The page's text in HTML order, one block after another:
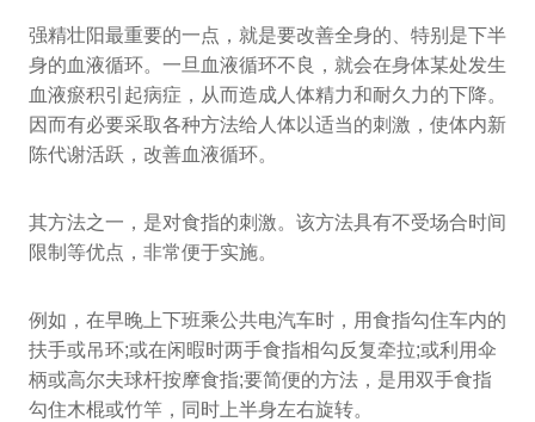
强精壮阳最重要的一点，就是要改善全身的、特别是下半
身的血液循环。一旦血液循环不良，就会在身体某处发生
血液瘀积引起病症，从而造成人体精力和耐久力的下降。
因而有必要采取各种方法给人体以适当的刺激，使体内新
陈代谢活跃，改善血液循环。
其方法之一，是对食指的刺激。该方法具有不受场合时间
限制等优点，非常便于实施。
例如，在早晚上下班乘公共电汽车时，用食指勾住车内的
扶手或吊环;或在闲暇时两手食指相勾反复牵拉;或利用伞
柄或高尔夫球杆按摩食指;要简便的方法，是用双手食指
勾住木棍或竹竿，同时上半身左右旋转。